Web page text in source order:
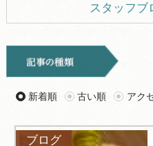
スタッフブ
キャンプ
ツアー
観光
新着順 古い順 アク
ブログ